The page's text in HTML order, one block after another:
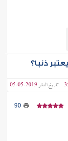
ذنبا؟
تاريخ النشر2019-05-05
90